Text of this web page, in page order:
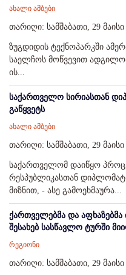
ახალი ამბები
თარიღი: სამშაბათი, 29 მაისი
ზუგდიდის ტექნოპარკში
საელჩოს მოწვევით
ის...
საქართველო სირიასთან
გაწყვეტს
ახალი ამბები
თარიღი: სამშაბათი, 29 მაისი
საქართველომ დაიწყო
რესპუბლიკასთან
მიზნით, - ასე გამოეხმაურა...
ქართველებმა და
შესახებ სასწავლო ტურში
რეგიონი
თარიღი: სამშაბათი, 29 მაისი